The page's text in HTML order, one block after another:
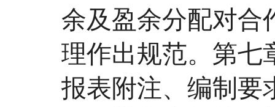
余及盈余分配对合
理作出规范。第七
报表附注、编制要